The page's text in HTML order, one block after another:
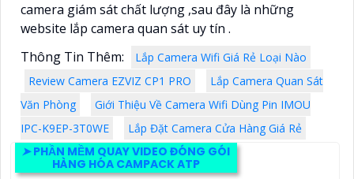
camera giám sát chất lượng ,sau đây là những
website lắp camera quan sát uy tín .
Thông Tin Thêm:
Lắp Camera Wifi Giá Rẻ Loại Nào
Review Camera EZVIZ CP1 PRO
Lắp Camera Quan Sát
Văn Phòng
Giới Thiệu Về Camera Wifi Dùng Pin IMOU
IPC-K9EP-3T0WE
Lắp Đặt Camera Cửa Hàng Giá Rẻ
➤PHẦN MỀM QUAY VIDEO ĐÓNG GÓI
HÀNG HÓA CAMPACK ATP